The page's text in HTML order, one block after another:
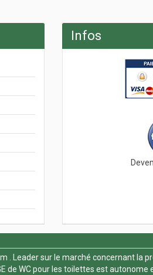
Infos
. Leader sur le marché concernant la
de WCpour les toilettes est autonome